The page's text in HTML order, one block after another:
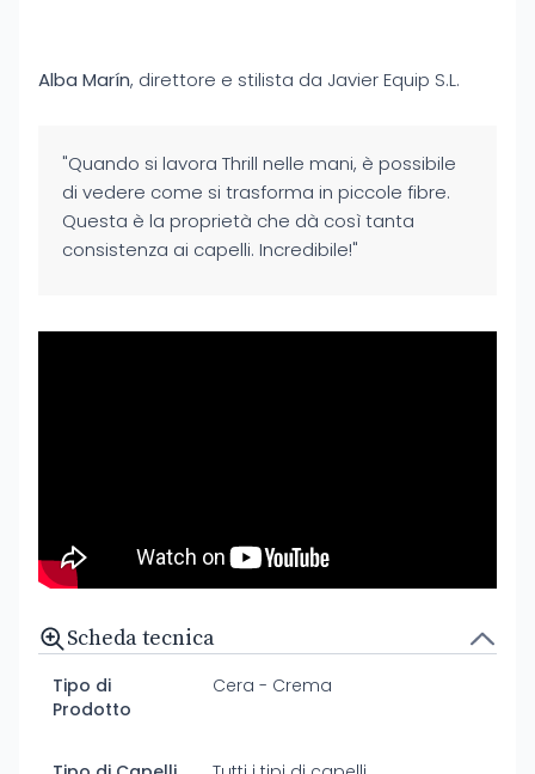
Alba Marín, direttore e stilista da Javier Equip S.L.
"Quando si lavora Thrill nelle mani, è possibile
di vedere come si trasforma in piccole fibre.
Questa è la proprietà che dà così tanta
consistenza ai capelli. Incredibile!"
Scheda tecnica
Tipo di
Prodotto
Cera - Crema